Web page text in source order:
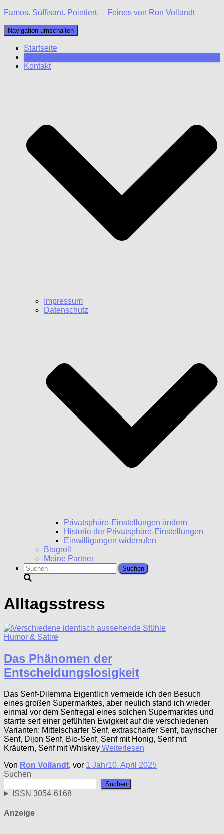
Famos. Süffisant. Pointiert. – Feines von Ron Vollandt
Navigation umschalten
Startseite
Kontakt
Impressum
Datenschutz
Privatsphäre-Einstellungen ändern
Historie der Privatsphäre-Einstellungen
Einwilligungen widerrufen
Blogroll
Meine Partner
Suchen
nach:
Alltagsstress
Humor & Satire
Das Phänomen der
Entscheidungslosigkeit
Das Senf-Dilemma Eigentlich vermeide ich den Besuch
eines großen Supermarktes, aber neulich stand ich wieder
einmal vor dem Senfregal eines solchen Supermarktes und
starrte seit einer gefühlten Ewigkeit auf die verschiedenen
Varianten: Mittelscharfer Senf, extrascharfer Senf, bayrischer
Senf, Dijon Senf, Bio-Senf, Senf mit Honig, Senf mit
Kräutern, Senf mit Whiskey Weiterlesen
Von Ron Vollandt, vor 1 Jahr10. April 2025
Suchen
Suchen
ISSN 3054-6168
Anzeige